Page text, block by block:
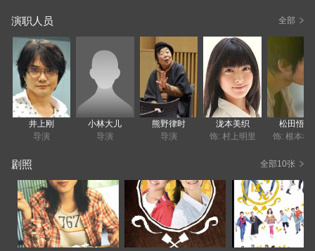
事一根筋，有着被大家称作“gumbo”的呆呆傻傻的小子性格。
一天，祖母初音来到尾道看望明，明这才知道自己是村上家的
养子，而初音则刚得知明的母亲没把明亲生母亲已去世的事告
诉她。明和初音围绕生母遗物小号不断产生冲突，她觉得祖母
是自己无法跨越人生障碍的最大阻碍。之后，明到大阪——初
音生活的城市，在一家食品公司就职，并搬进了初音经营的小
初音虽首次和孙女一起生活，但既不宠溺明，也不强迫她叫自
己奶奶。相反，无论初音打骂，明都紧紧跟着奶奶。她忍受着
被奶奶说“品质不好”的责骂生活着，而这份忍耐力让她克服了许
多困难。不久，她继承了养母的广岛风味和初音的大阪风
演职人员 全部
井上刚
导演
小林大儿
导演
熊野律时
导演
泷本美织
饰: 村上明里
松田悟志
饰: 根本孝
剧照 全部10张